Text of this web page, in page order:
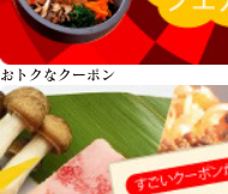
おトクな クーポン